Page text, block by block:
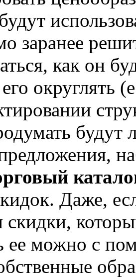
заранее
как он
округлять
будут
Даже,
скидки,
ее можно с